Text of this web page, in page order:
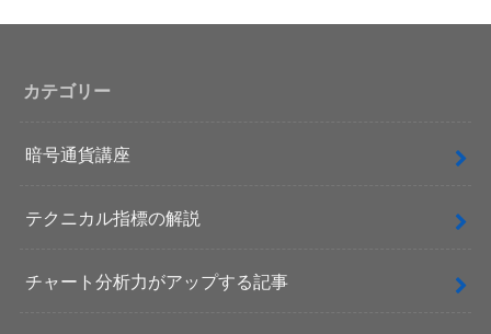
カテゴリー
暗号通貨講座
テクニカル指標の解説
チャート分析力がアップする記事